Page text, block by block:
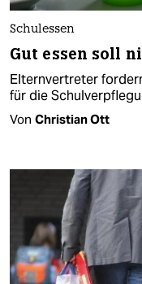
Schulessen
Gut essen soll
Elternvertreter
für die
Von Christian Ott